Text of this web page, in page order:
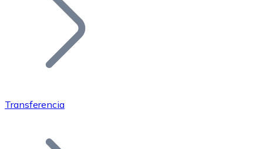
Bitcoin
Transferencia